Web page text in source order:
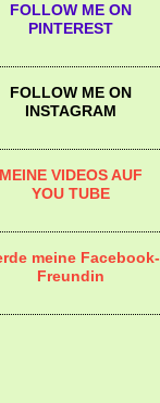
FOLLOW ME ON
PINTEREST
FOLLOW ME ON
INSTAGRAM
MEINE VIDEOS AUF
YOU TUBE
meine Facebook-
Freundin